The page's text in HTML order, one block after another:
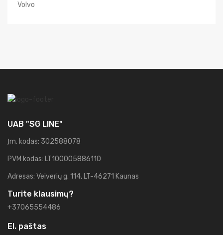
Volvo
UAB "SG LINE"
Įm. kodas: 302588078
PVM kodas: LT100005886110
Adresas: Veiverių g. 114, LT-46271 Kaunas
Turite klausimų?
+37065554486
El. paštas